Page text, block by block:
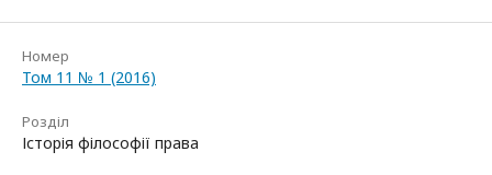
Номер
Том 11 № 1 (2016)
Розділ
Історія філософії права